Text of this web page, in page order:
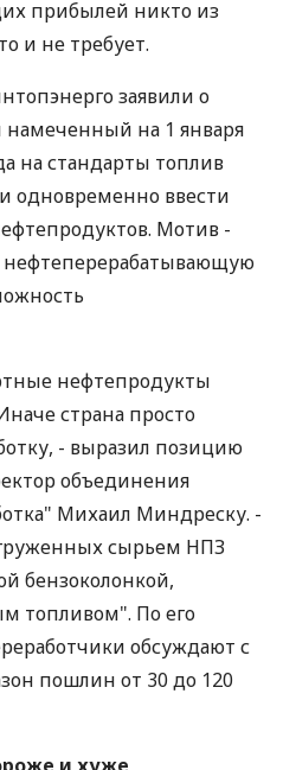
прибылей никто из
и не требует.
заявили о
на 1 января
на стандарты топлив
одновременно ввести
Мотив -
нефтепродукты
страна просто
- выразил позицию
объединения
Михаил Миндреску. -
сырьем НПЗ
бензоколонкой,
топливом". По его
обсуждают с
пошлин от 30 до 120